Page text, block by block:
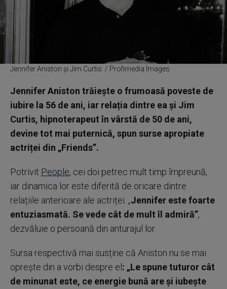
Jennifer Aniston și Jim Curtis. / Profimedia Images
Jennifer Aniston trăiește o frumoasă poveste de
iubire la 56 de ani, iar relația dintre ea și Jim
Curtis, hipnoterapeut în vârstă de 50 de ani,
devine tot mai puternică, spun surse apropiate
actriței din „Friends”.
Potrivit People, cei doi petrec mult timp împreună,
iar dinamica lor este diferită de oricare dintre
relațiile anterioare ale actriței. „Jennifer este foarte
entuziasmată. Se vede cât de mult îl admiră”,
dezvăluie o persoană din anturajul lor.
Sursa respectivă mai susține că Aniston nu se mai
oprește din a vorbi despre el: „Le spune tuturor cât
de minunat este, ce energie bună are și iubește